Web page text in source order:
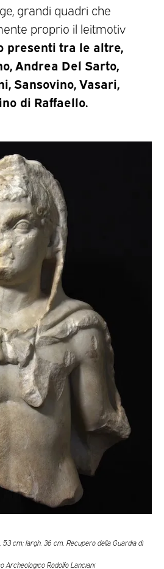
grandi quadri che
proprio il leitmotiv
presenti tra le altre,
Andrea Del Sarto,
Sansovino, Vasari,
di Raffaello.
53 cm; largh. 36 cm. Recupero della Guardia di
Archeologico Rodolfo Lanciani